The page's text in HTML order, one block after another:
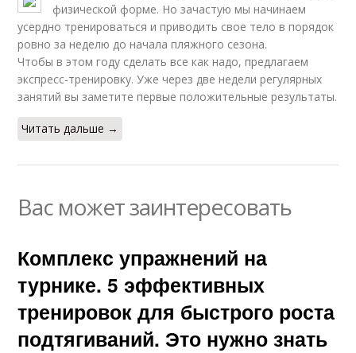
физической форме. Но зачастую мы начинаем
усердно тренироваться и приводить свое тело в порядок
ровно за неделю до начала пляжного сезона.
Чтобы в этом году сделать все как надо, предлагаем
экспресс-тренировку. Уже через две недели регулярных
занятий вы заметите первые положительные результаты.
Читать дальше →
Вас может заинтересовать
Комплекс упражнений на
турнике. 5 эффективных
тренировок для быстрого роста
подтягиваний. Это нужно знать